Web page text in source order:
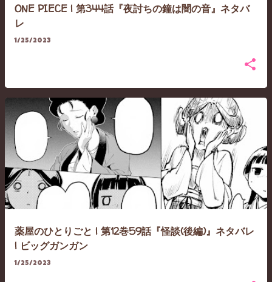
ONE PIECE | 第344話『夜討ちの鐘は闇の音』ネタバ
レ
1/25/2023
薬屋のひとりごと | 第12巻59話『怪談(後編)』ネタバレ
| ビッグガンガン
1/25/2023